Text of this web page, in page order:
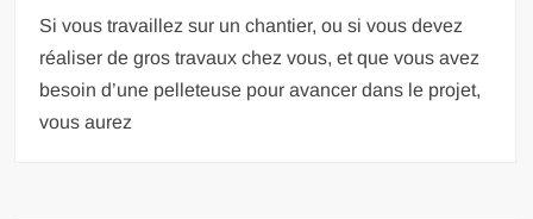
Si vous travaillez sur un chantier, ou si vous devez
réaliser de gros travaux chez vous, et que vous avez
besoin d’une pelleteuse pour avancer dans le projet,
vous aurez